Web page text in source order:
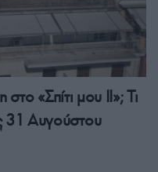
«Σπίτι μου ΙΙ»; Τι
31 Αυγούστου